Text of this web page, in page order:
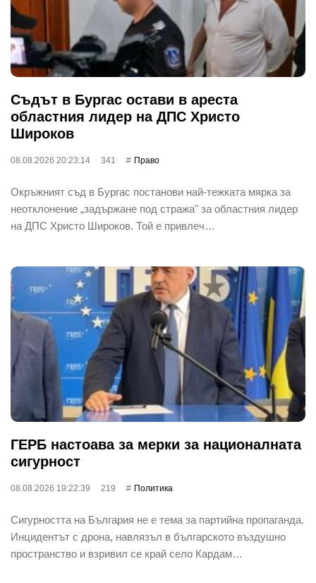
Съдът в Бургас остави в ареста
областния лидер на ДПС Христо
Широков
08.08.2026 20:23:14 341 Право
Окръжният съд в Бургас постанови най-тежката мярка за
неотклонение „задържане под стража" за областния лидер
на ДПС Христо Широков. Той е привлеч…
ГЕРБ настоава за мерки за националната
сигурност
08.08.2026 19:22:39 219 Политика
Сигурността на България не е тема за партийна пропаганда.
Инцидентът с дрона, навлязъл в българското въздушно
пространство и взривил се край село Кардам…